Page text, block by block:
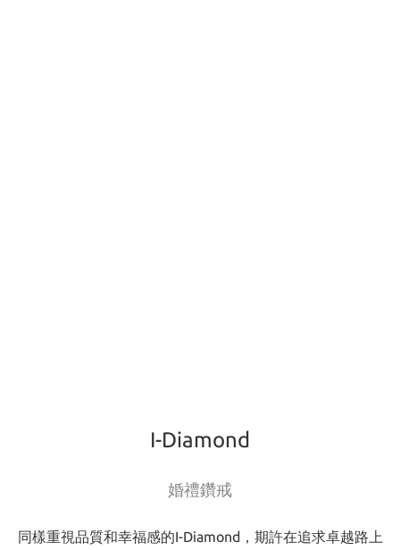
I-Diamond
婚禮鑽戒
同樣重視品質和幸福感的I-Diamond，期許在追求卓越路上